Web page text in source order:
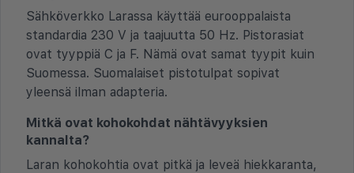
Sähköverkko Larassa käyttää eurooppalaista
standardia 230 V ja taajuutta 50 Hz. Pistorasiat
ovat tyyppiä C ja F. Nämä ovat samat tyypit kuin
Suomessa. Suomalaiset pistotulpat sopivat
yleensä ilman adapteria.
Mitkä ovat kohokohdat nähtävyyksien
kannalta?
Laran kohokohtia ovat pitkä ja leveä hiekkaranta,